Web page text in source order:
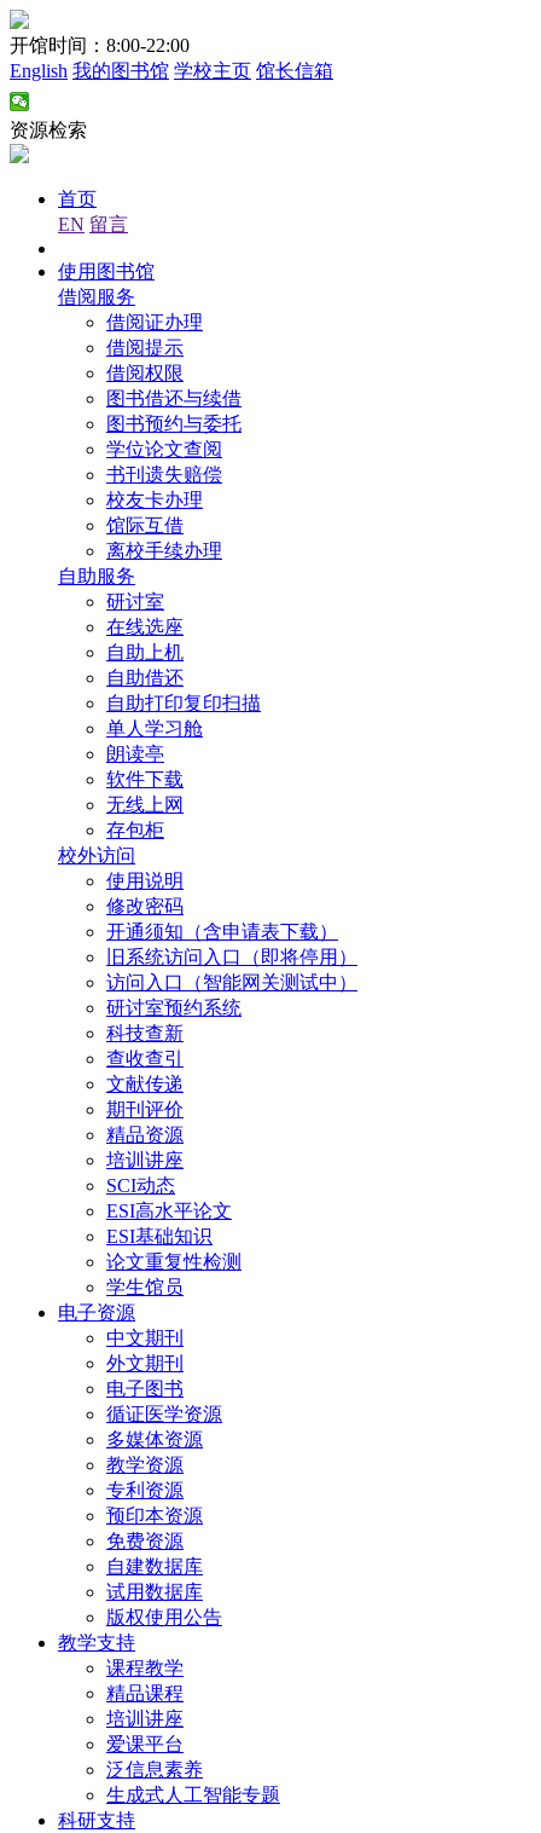
开馆时间：8:00-22:00
English 我的图书馆 学校主页 馆长信箱
资源检索
首页
EN 留言
使用图书馆
借阅服务
借阅证办理
借阅提示
借阅权限
图书借还与续借
图书预约与委托
学位论文查阅
书刊遗失赔偿
校友卡办理
馆际互借
离校手续办理
自助服务
研讨室
在线选座
自助上机
自助借还
自助打印复印扫描
单人学习舱
朗读亭
软件下载
无线上网
存包柜
校外访问
使用说明
修改密码
开通须知（含申请表下载）
旧系统访问入口（即将停用）
访问入口（智能网关测试中）
研讨室预约系统
科技查新
查收查引
文献传递
期刊评价
精品资源
培训讲座
SCI动态
ESI高水平论文
ESI基础知识
论文重复性检测
学生馆员
电子资源
中文期刊
外文期刊
电子图书
循证医学资源
多媒体资源
教学资源
专利资源
预印本资源
免费资源
自建数据库
试用数据库
版权使用公告
教学支持
课程教学
精品课程
培训讲座
爱课平台
泛信息素养
生成式人工智能专题
科研支持